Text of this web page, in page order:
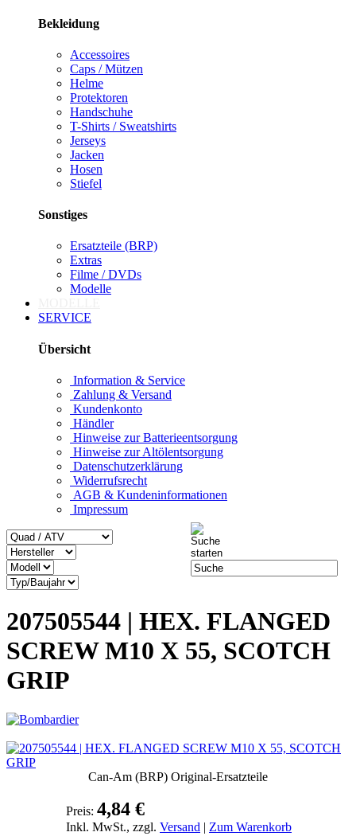
Bekleidung
Accessoires
Caps / Mützen
Helme
Protektoren
Handschuhe
T-Shirts / Sweatshirts
Jerseys
Jacken
Hosen
Stiefel
Sonstiges
Ersatzteile (BRP)
Extras
Filme / DVDs
Modelle
SERVICE
Übersicht
Information & Service
Zahlung & Versand
Kundenkonto
Händler
Hinweise zur Batterieentsorgung
Hinweise zur Altölentsorgung
Datenschutzerklärung
Widerrufsrecht
AGB & Kundeninformationen
Impressum
207505544 | HEX. FLANGED
SCREW M10 X 55, SCOTCH
GRIP
Can-Am (BRP) Original-Ersatzteile
Preis: 4,84 €
Inkl. MwSt., zzgl. Versand | Zum Warenkorb